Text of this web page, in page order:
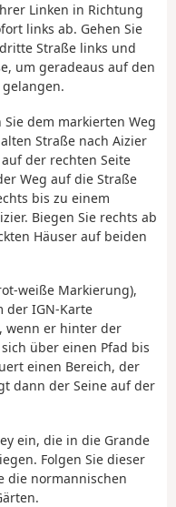
Linken in Richtung
links ab. Gehen Sie
Straße links und
um geradeaus auf den
dem markierten Weg
Straße nach Aizier
der rechten Seite
Weg auf die Straße
bis zu einem
Biegen Sie rechts ab
Häuser auf beiden
weiße Markierung),
der IGN-Karte
wenn er hinter der
über einen Pfad bis
einen Bereich, der
dann der Seine auf der
ein, die in die Grande
Folgen Sie dieser
die normannischen